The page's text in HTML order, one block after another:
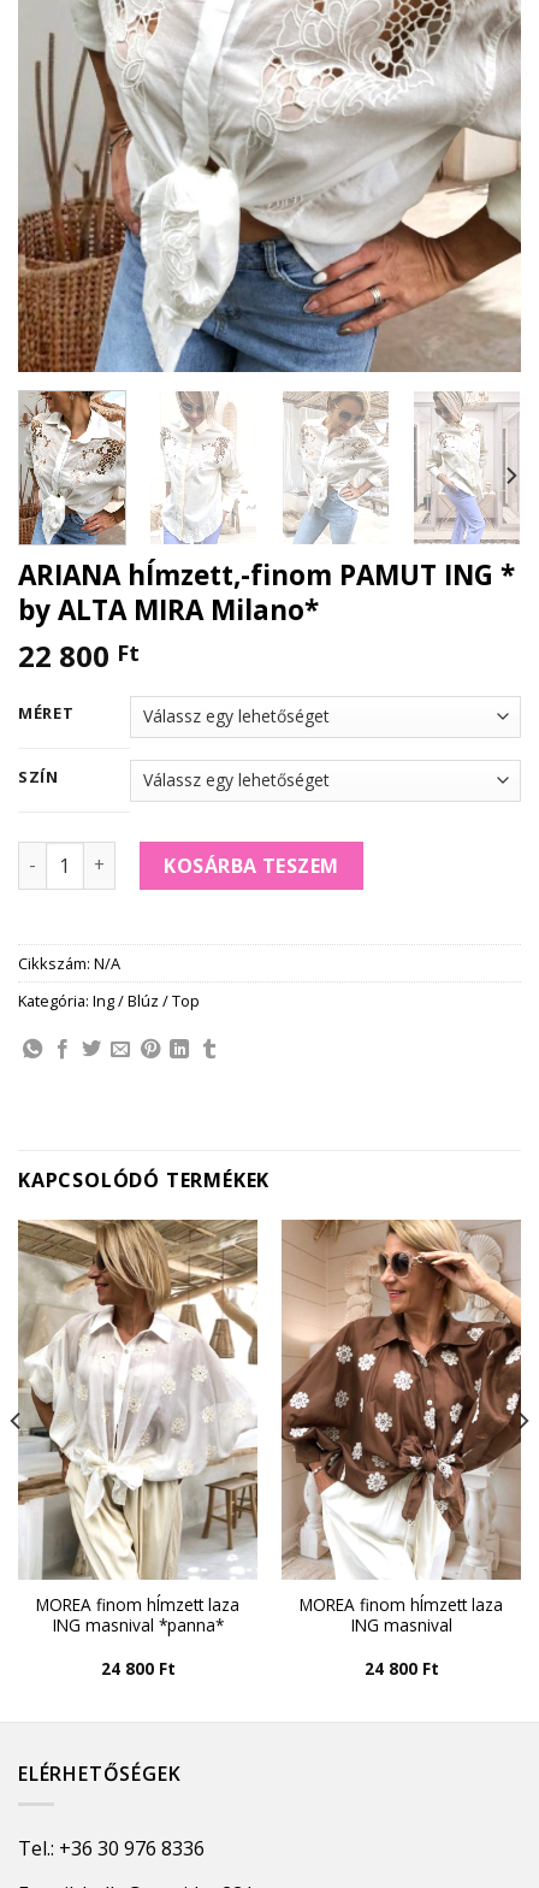
ARIANA hÍmzett,-finom PAMUT ING *
by ALTA MIRA Milano*
22 800 Ft
MÉRET
SZÍN
ARIANA hÍmzett,-finom PAMUT ING * by ALTA MIRA
KOSÁRBA TESZEM
Cikkszám: N/A
Kategória: Ing / Blúz / Top
KAPCSOLÓDÓ TERMÉKEK
MOREA finom hÍmzett laza
ING masnival *panna*
24 800 Ft
MOREA finom hÍmzett laza
ING masnival
24 800 Ft
ELÉRHETŐSÉGEK
Tel.: +36 30 976 8336